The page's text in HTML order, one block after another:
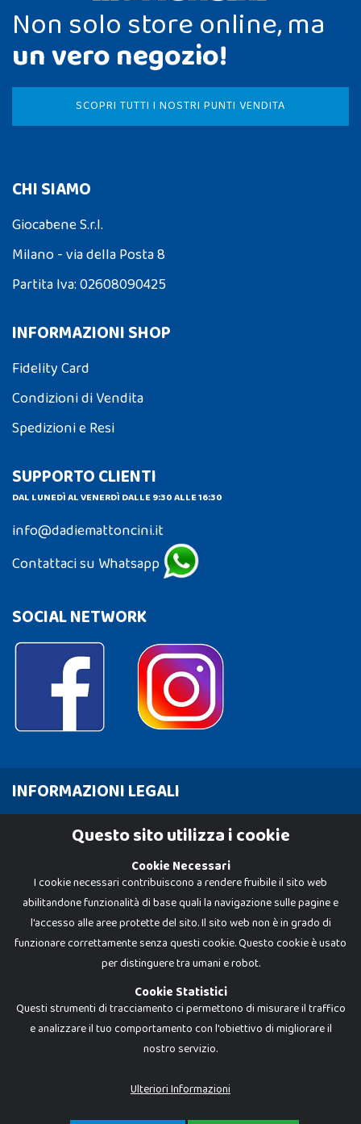
Non solo store online, ma
un vero negozio!
SCOPRI TUTTI I NOSTRI PUNTI VENDITA
CHI SIAMO
Giocabene S.r.l.
Milano - via della Posta 8
Partita Iva: 02608090425
INFORMAZIONI SHOP
Fidelity Card
Condizioni di Vendita
Spedizioni e Resi
SUPPORTO CLIENTI
DAL LUNEDÌ AL VENERDÌ DALLE 9:30 ALLE 16:30
info@dadiemattoncini.it
Contattaci su Whatsapp
SOCIAL NETWORK
INFORMAZIONI LEGALI
Cookie Policy
Dadi e Mattoncini è un brand di Giocabene Srl. Ogni riproduzione o utilizzo non
I prezzi e le promozioni pubblicate potrebbero differire da quanto esposto in
Questo sito utilizza i cookie
Cookie Necessari
I cookie necessari contribuiscono a rendere fruibile il sito web
abilitandone funzionalità di base quali la navigazione sulle pagine e
l'accesso alle aree protette del sito. Il sito web non è in grado di
funzionare correttamente senza questi cookie. Questo cookie è usato
per distinguere tra umani e robot.
Cookie Statistici
Questi strumenti di tracciamento ci permettono di misurare il traffico
e analizzare il tuo comportamento con l'obiettivo di migliorare il
nostro servizio.
Ulteriori Informazioni